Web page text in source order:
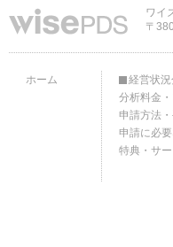
ワイ
〒
ホーム
経営状
分析料金
申請方法
申請に必
特典・サ